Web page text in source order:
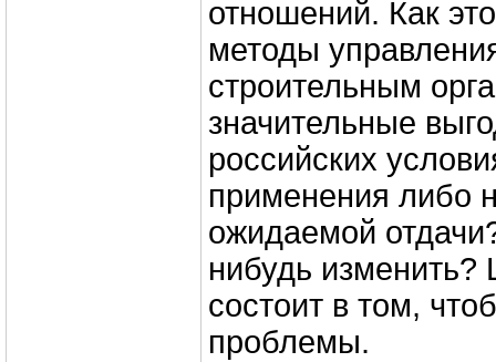
отношений. Как
методы
строительным
значительные
российских
применения либо
ожидаемой
нибудь изменить?
состоит в том,
проблемы.